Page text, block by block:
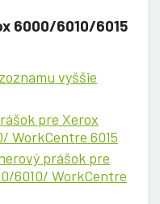
6000/6010/6015
vyššie
pre Xerox
WorkCentre 6015
prášok pre
6010/ WorkCentre